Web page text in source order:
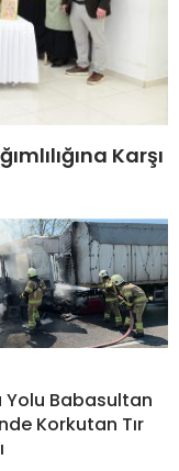
Karşı
Yolu Babasultan
Korkutan Tır